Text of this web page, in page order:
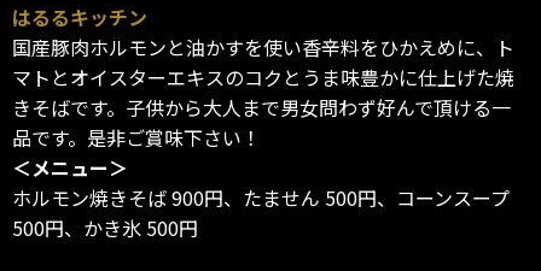
はるるキッチン
国産豚肉ホルモンと油かすを使い香辛料をひかえめに、ト
マトとオイスターエキスのコクとうま味豊かに仕上げた焼
きそばです。子供から大人まで男女問わず好んで頂ける一
品です。是非ご賞味下さい！
＜メニュー＞
ホルモン焼きそば 900円、たません 500円、コーンスープ
500円、かき氷 500円